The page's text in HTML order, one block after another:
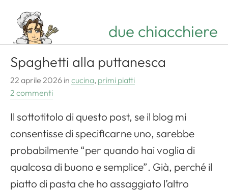
due chiacchiere
Spaghetti alla puttanesca
22 aprile 2026 in cucina, primi piatti
2 commenti
Il sottotitolo di questo post, se il blog mi
consentisse di specificarne uno, sarebbe
probabilmente “per quando hai voglia di
qualcosa di buono e semplice”. Già, perché il
piatto di pasta che ho assaggiato l’altro